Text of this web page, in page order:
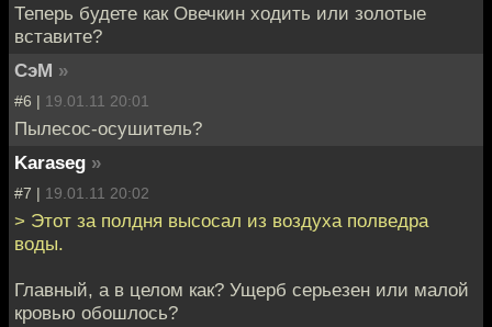
Теперь будете как Овечкин ходить или золотые
вставите?
СэМ »
#6 | 19.01.11 20:01
Пылесос-осушитель?
Karaseg »
#7 | 19.01.11 20:02
> Этот за полдня высосал из воздуха полведра
воды.
Главный, а в целом как? Ущерб серьезен или малой
кровью обошлось?